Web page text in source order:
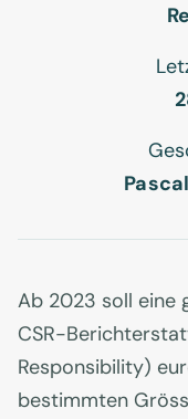
Ab 2023 soll eine
CSR-
Responsibility)
bestimmten